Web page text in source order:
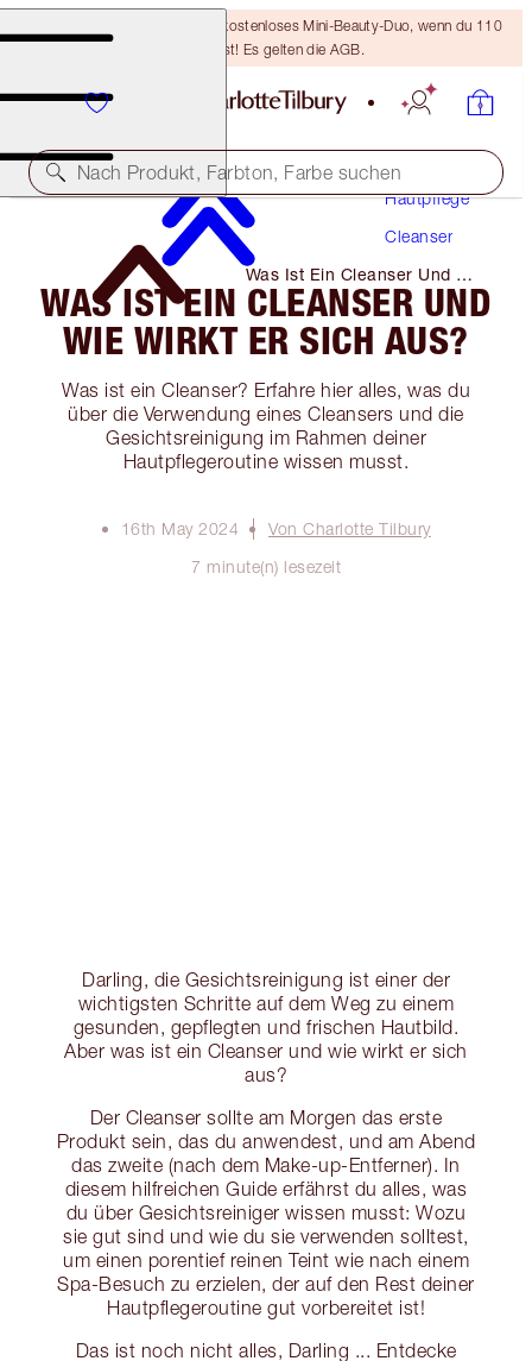
LETZTE CHANCE! Erhalte ein kostenloses Mini-Beauty-Duo, wenn du 110
€ ausgibst! Es gelten die AGB.
Nach Produkt, Farbton, Farbe suchen
Hautpflege
Cleanser
Was Ist Ein Cleanser Und Wie
Wirkt Er Sich Aus?
WAS IST EIN CLEANSER UND
WIE WIRKT ER SICH AUS?
Was ist ein Cleanser? Erfahre hier alles, was du
über die Verwendung eines Cleansers und die
Gesichtsreinigung im Rahmen deiner
Hautpflegeroutine wissen musst.
16th May 2024
Von Charlotte Tilbury
7 minute(n) lesezeit
Darling, die Gesichtsreinigung ist einer der
wichtigsten Schritte auf dem Weg zu einem
gesunden, gepflegten und frischen Hautbild.
Aber was ist ein Cleanser und wie wirkt er sich
aus?
Der Cleanser sollte am Morgen das erste
Produkt sein, das du anwendest, und am Abend
das zweite (nach dem Make-up-Entferner). In
diesem hilfreichen Guide erfährst du alles, was
du über Gesichtsreiniger wissen musst: Wozu
sie gut sind und wie du sie verwenden solltest,
um einen porentief reinen Teint wie nach einem
Spa-Besuch zu erzielen, der auf den Rest deiner
Hautpflegeroutine gut vorbereitet ist!
Das ist noch nicht alles, Darling ... Entdecke